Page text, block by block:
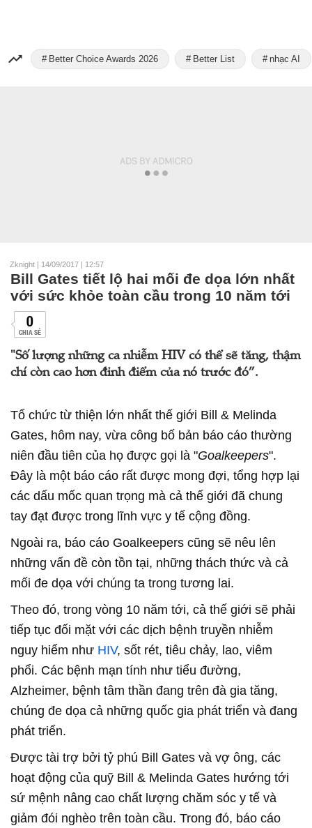
Better Choice Awards 2026 Better List nhạc AI
Zknight | 14/09/2017 | 12:57
Bill Gates tiết lộ hai mối đe dọa lớn nhất
với sức khỏe toàn cầu trong 10 năm tới
0
CHIA SẺ
"Số lượng những ca nhiễm HIV có thể sẽ tăng, thậm
chí còn cao hơn đỉnh điểm của nó trước đó”.
Tổ chức từ thiện lớn nhất thế giới Bill & Melinda
Gates, hôm nay, vừa công bố bản báo cáo thường
niên đầu tiên của họ được gọi là "Goalkeepers".
Đây là một báo cáo rất được mong đợi, tổng hợp lại
các dấu mốc quan trọng mà cả thế giới đã chung
tay đạt được trong lĩnh vực y tế cộng đồng.
Ngoài ra, báo cáo Goalkeepers cũng sẽ nêu lên
những vấn đề còn tồn tại, những thách thức và cả
mối đe dọa với chúng ta trong tương lai.
Theo đó, trong vòng 10 năm tới, cả thế giới sẽ phải
tiếp tục đối mặt với các dịch bệnh truyền nhiễm
nguy hiểm như HIV, sốt rét, tiêu chảy, lao, viêm
phổi. Các bệnh mạn tính như tiểu đường,
Alzheimer, bệnh tâm thần đang trên đà gia tăng,
chúng đe dọa cả những quốc gia phát triển và đang
phát triển.
Được tài trợ bởi tỷ phú Bill Gates và vợ ông, các
hoạt động của quỹ Bill & Melinda Gates hướng tới
sứ mệnh nâng cao chất lượng chăm sóc y tế và
giảm đói nghèo trên toàn cầu. Trong đó, báo cáo